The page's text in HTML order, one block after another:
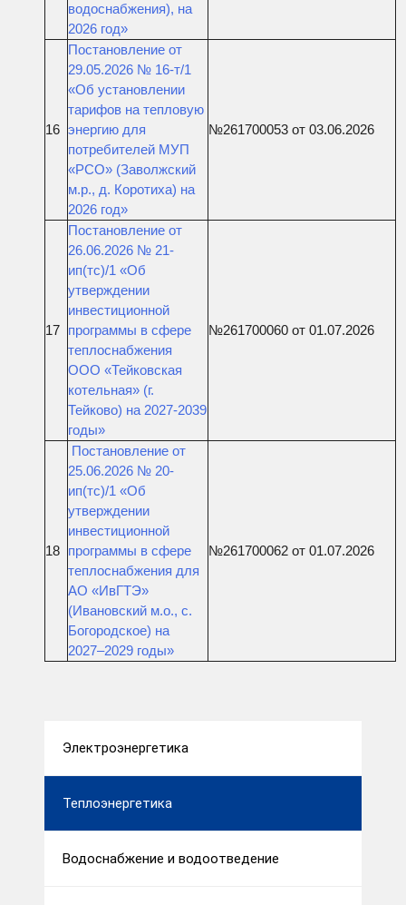
водоснабжения), на
2026 год»
16
Постановление от
29.05.2026 № 16-т/1
«Об установлении
тарифов на тепловую
энергию для
потребителей МУП
«РСО» (Заволжский
м.р., д. Коротиха) на
2026 год»
№261700053 от 03.06.2026
17
Постановление от
26.06.2026 № 21-
ип(тс)/1 «Об
утверждении
инвестиционной
программы в сфере
теплоснабжения
ООО «Тейковская
котельная» (г.
Тейково) на 2027-2039
годы»
№261700060 от 01.07.2026
18
Постановление от
25.06.2026 № 20-
ип(тс)/1 «Об
утверждении
инвестиционной
программы в сфере
теплоснабжения для
АО «ИвГТЭ»
(Ивановский м.о., с.
Богородское) на
2027–2029 годы»
№261700062 от 01.07.2026
Электроэнергетика
Теплоэнергетика
Водоснабжение и водоотведение